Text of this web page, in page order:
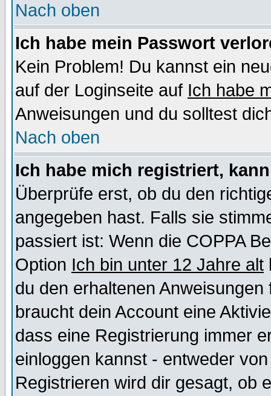
Nach oben
Ich habe mein Passwort
Kein Problem! Du kannst ein
auf der Loginseite auf Ich habe
Anweisungen und du solltest
Nach oben
Ich habe mich registriert,
Überprüfe erst, ob du den
angegeben hast. Falls sie
passiert ist: Wenn die COPPA
Option Ich bin unter 12 Jahre alt
du den erhaltenen
braucht dein Account eine
dass eine Registrierung immer
einloggen kannst - entweder
Registrieren wird dir gesagt, ob